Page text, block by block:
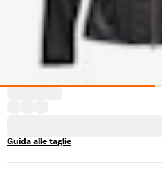
Guida alle taglie